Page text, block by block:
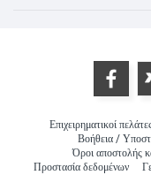
Επιχειρηματικοί
Βοήθεια /
Όροι αποστολής
Προστασία δεδομένων